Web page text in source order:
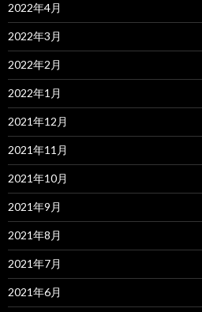
2022年4月
2022年3月
2022年2月
2022年1月
2021年12月
2021年11月
2021年10月
2021年9月
2021年8月
2021年7月
2021年6月